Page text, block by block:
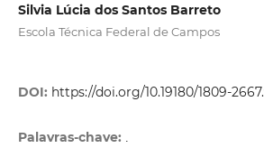
Silvia Lúcia dos Santos Barreto
Escola Técnica Federal de Campos
DOI: https://doi.org/10.19180/1809-
Palavras-chave: .